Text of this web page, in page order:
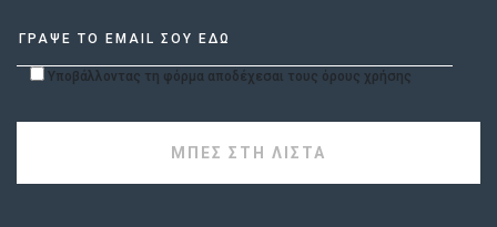
Υποβάλλοντας τη φόρμα αποδέχεσαι τους όρους χρήσης